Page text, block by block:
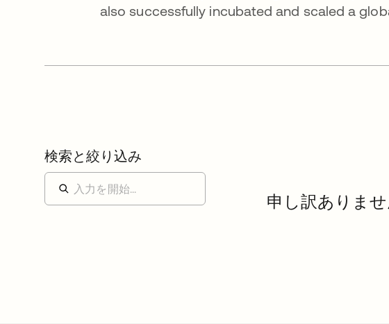
also successfully incubated and scaled a
検索と絞り込み
申し訳ありま